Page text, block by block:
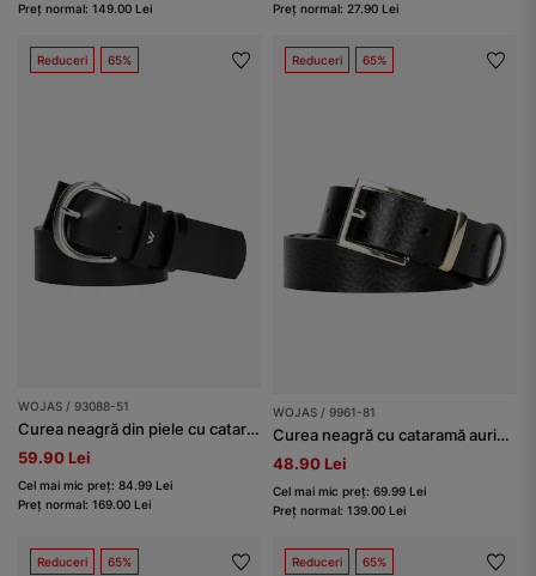
Preț normal: 149.00 Lei
Preț normal: 27.90 Lei
Reduceri 65%
WOJAS / 93088-51
Curea neagră din piele cu cataramă argintie damă
59.90 Lei
Cel mai mic preț: 84.99 Lei
Preț normal: 169.00 Lei
Reduceri 65%
WOJAS / 9961-81
Curea neagră cu cataramă aurie damă
48.90 Lei
Cel mai mic preț: 69.99 Lei
Preț normal: 139.00 Lei
Reduceri 65% Reduceri 65%